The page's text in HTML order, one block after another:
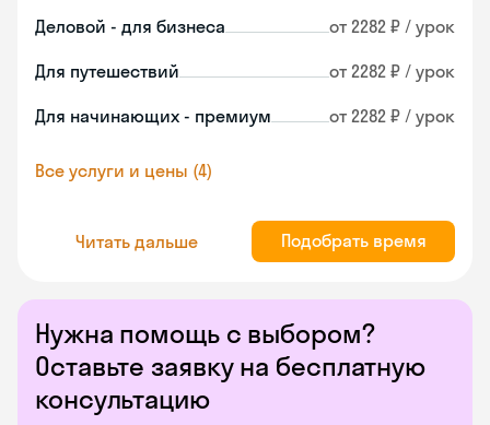
Нужна помощь с выбором?
Оставьте заявку на бесплатную
консультацию
Деловой - для бизнеса от 2282 ₽ / урок
Для путешествий от 2282 ₽ / урок
Для начинающих - премиум от 2282 ₽ / урок
Все услуги и цены (4)
Читать дальше Подобрать время